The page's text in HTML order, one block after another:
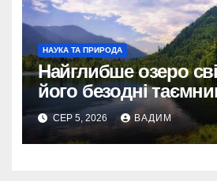
НАУКА ТА ПРИРОДА
Найглибше озеро
його безодні
СЕР 5, 2026 ВАДИМ